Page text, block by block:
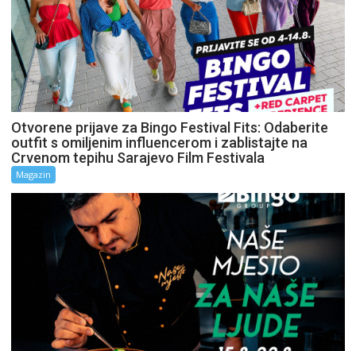
Otvorene prijave za Bingo Festival Fits: Odaberite
outfit s omiljenim influencerom i zablistajte na
Crvenom tepihu Sarajevo Film Festivala
Magazin